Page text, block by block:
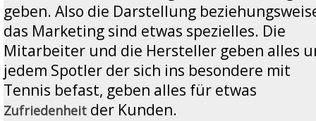
geben. Also die Darstellung
das Marketing sind etwas spezielles. Die
Mitarbeiter und die Hersteller geben alles
jedem Spotler der sich ins besondere mit
Tennis befast, geben alles für etwas
Zufriedenheit der Kunden.